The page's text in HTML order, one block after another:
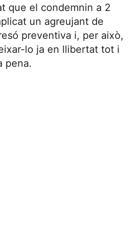
que el condemnin a 2
un agreujant de
preventiva i, per això,
lo ja en llibertat tot i
pena.